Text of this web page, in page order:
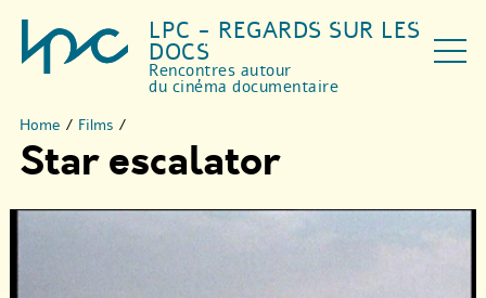
LPC - REGARDS SUR LES
DOCS
Rencontres autour
du cinéma documentaire
Home / Films /
Star escalator